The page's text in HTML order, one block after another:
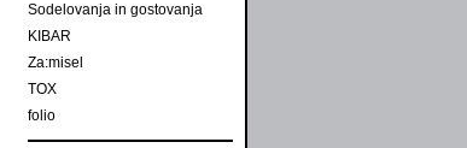
Sodelovanja in gostovanja
KIBAR
Za:misel
TOX
folio